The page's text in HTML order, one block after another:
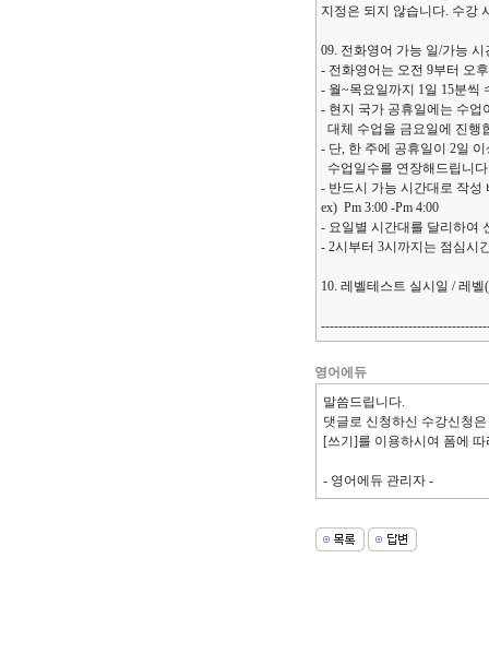
지정은 되지 않습니다. 수강
09. 전화영어 가능 일/가능 시
- 전화영어는 오전 9부터 오
- 월~목요일까지 1일 15분씩
- 현지 국가 공휴일에는 수
대체 수업을 금요일에 진행
- 단, 한 주에 공휴일이 2일
수업일수를 연장해드립니
- 반드시 가능 시간대로 작성
ex) Pm 3:00 -Pm 4:00
- 요일별 시간대를 달리하여
- 2시부터 3시까지는 점심시
10. 레벨테스트 실시일 /
영어에듀
말씀드립니다.
댓글로 신청하신 수강신청
[쓰기]를 이용하시여 폼에
- 영어에듀 관리자 -